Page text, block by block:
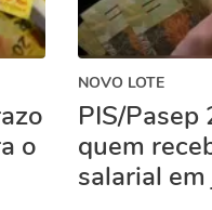
o
NOVO LOTE
PIS/Pasep
quem
salarial